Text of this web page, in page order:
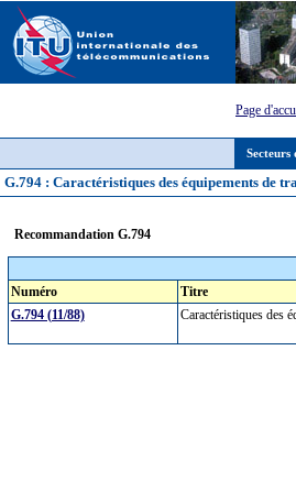
Page
G.794 : Caractéristiques des équipements de
Recommandation G.794
Numéro
Titre
G.794 (11/88)
Caractéristiques des